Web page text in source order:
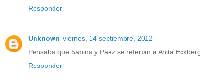
Responder
Unknown viernes, 14 septiembre, 2012
Pensaba que Sabina y Páez se referían a Anita Eckberg.
Responder